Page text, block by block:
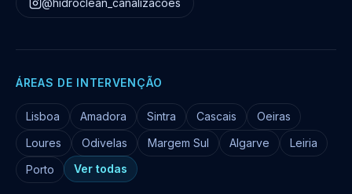
@hidroclean_canalizacoes
ÁREAS DE INTERVENÇÃO
Lisboa Amadora Sintra Cascais
Oeiras
Loures
Odivelas Margem Sul Algarve
Leiria
Porto
Ver todas